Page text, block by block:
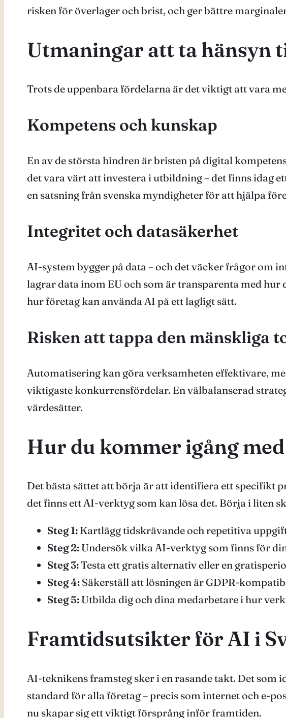
risken för överlager och brist, och ger bättre
Utmaningar att ta hänsyn
Trots de uppenbara fördelarna är det viktigt att vara
Kompetens och kunskap
En av de största hindren är bristen på digital
det vara värt att investera i utbildning – det finns idag
en satsning från svenska myndigheter för att hjälpa
Integritet och datasäkerhet
AI-system bygger på data – och det väcker frågor om
lagrar data inom EU och som är transparenta med
hur företag kan använda AI på ett lagligt sätt.
Risken att tappa den mänskliga
Automatisering kan göra verksamheten effektivare,
viktigaste konkurrensfördelar. En välbalanserad
värdesätter.
Hur du kommer igång
Det bästa sättet att börja är att identifiera ett specifikt
det finns ett AI-verktyg som kan lösa det. Börja i liten
Steg 1:Kartlägg tidskrävande och repetitiva
Steg 2:Undersök vilka AI-verktyg som finns för
Steg 3:Testa ett gratis alternativ eller en
Steg 4:Säkerställ att lösningen är GDPR-
Steg 5:Utbilda dig och dina medarbetare i hur
Framtidsutsikter för AI i
AI-teknikens framsteg sker i en rasande takt. Det
standard för alla företag – precis som internet och e-
nu skapar sig ett viktigt försprång inför framtiden.